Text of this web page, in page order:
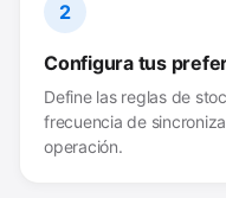
2
Configura tus
Define las reglas de
frecuencia de
operación.